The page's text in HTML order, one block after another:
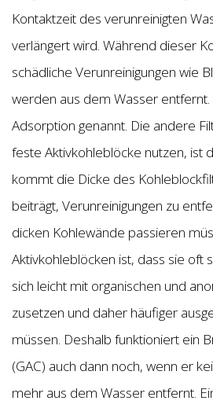
Kontaktzeit des verunreinigten
verlängert wird. Während dieser
schädliche Verunreinigungen wie
werden aus dem Wasser entfernt.
Adsorption genannt. Die andere
feste Aktivkohleblöcke nutzen, ist
kommt die Dicke des
beiträgt, Verunreinigungen zu
dicken Kohlewände passieren
Aktivkohleblöcken ist, dass sie oft
sich leicht mit organischen und
zusetzen und daher häufiger
müssen. Deshalb funktioniert ein
(GAC) auch dann noch, wenn er
mehr aus dem Wasser entfernt.